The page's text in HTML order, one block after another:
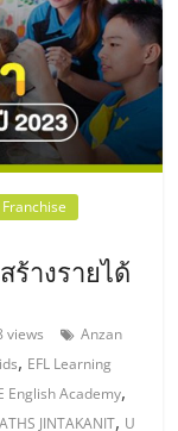
างรายได้
views
Anzan
, EFL Learning
English Academy,
JINTAKANIT, U